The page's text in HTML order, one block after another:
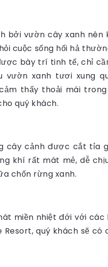
bởi vườn cây xanh nên
cuộc sống hối hả
bày trí tinh tế, chỉ
xanh tươi xung
thấy thoải mái
quý khách.
cây cảnh được cắt tỉa
khí rất mát mẻ, dễ
chốn rừng xanh.
miền nhiệt đới với các
Resort, quý khách sẽ có